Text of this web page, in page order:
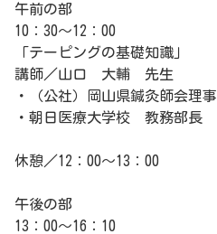
午前の部
10：30～12：00
「テーピングの基礎知識」
講師／山口 大輔 先生
・（公社）岡山県鍼灸師会理事
・朝日医療大学校 教務部長
休憩／12：00～13：00
午後の部
13：00～16：10